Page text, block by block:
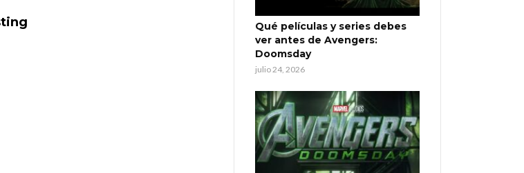
Qué películas y series debes
ver antes de Avengers:
Doomsday
julio 24, 2026